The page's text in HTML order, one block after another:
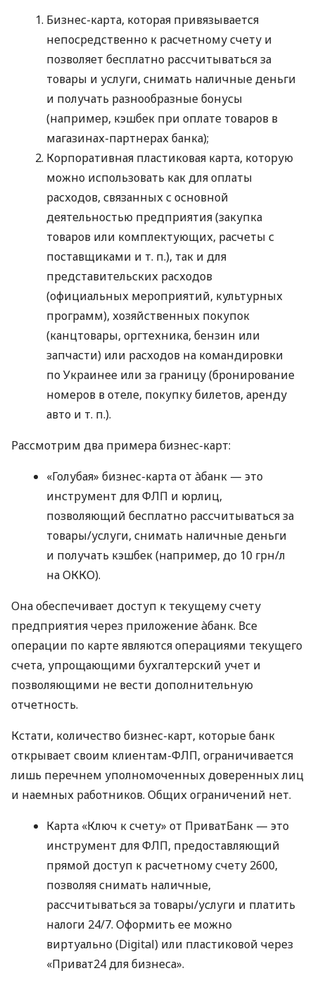
Бизнес-карта, которая привязывается
непосредственно к расчетному счету и
позволяет бесплатно рассчитываться за
товары и услуги, снимать наличные деньги
и получать разнообразные бонусы
(например, кэшбек при оплате товаров в
магазинах-партнерах банка);
Корпоративная пластиковая карта, которую
можно использовать как для оплаты
расходов, связанных с основной
деятельностью предприятия (закупка
товаров или комплектующих, расчеты с
поставщиками и т. п.), так и для
представительских расходов
(официальных мероприятий, культурных
программ), хозяйственных покупок
(канцтовары, оргтехника, бензин или
запчасти) или расходов на командировки
по Украинее или за границу (бронирование
номеров в отеле, покупку билетов, аренду
авто и т. п.).
Рассмотрим два примера бизнес-карт:
«Голубая» бизнес-карта от àбанк — это
инструмент для ФЛП и юрлиц,
позволяющий бесплатно рассчитываться за
товары/услуги, снимать наличные деньги
и получать кэшбек (например, до 10 грн/л
на ОККО).
Она обеспечивает доступ к текущему счету
предприятия через приложение àбанк. Все
операции по карте являются операциями текущего
счета, упрощающими бухгалтерский учет и
позволяющими не вести дополнительную
отчетность.
Кстати, количество бизнес-карт, которые банк
открывает своим клиентам-ФЛП, ограничивается
лишь перечнем уполномоченных доверенных лиц
и наемных работников. Общих ограничений нет.
Карта «Ключ к счету» от ПриватБанк — это
инструмент для ФЛП, предоставляющий
прямой доступ к расчетному счету 2600,
позволяя снимать наличные,
рассчитываться за товары/услуги и платить
налоги 24/7. Оформить ее можно
виртуально (Digital) или пластиковой через
«Приват24 для бизнеса».